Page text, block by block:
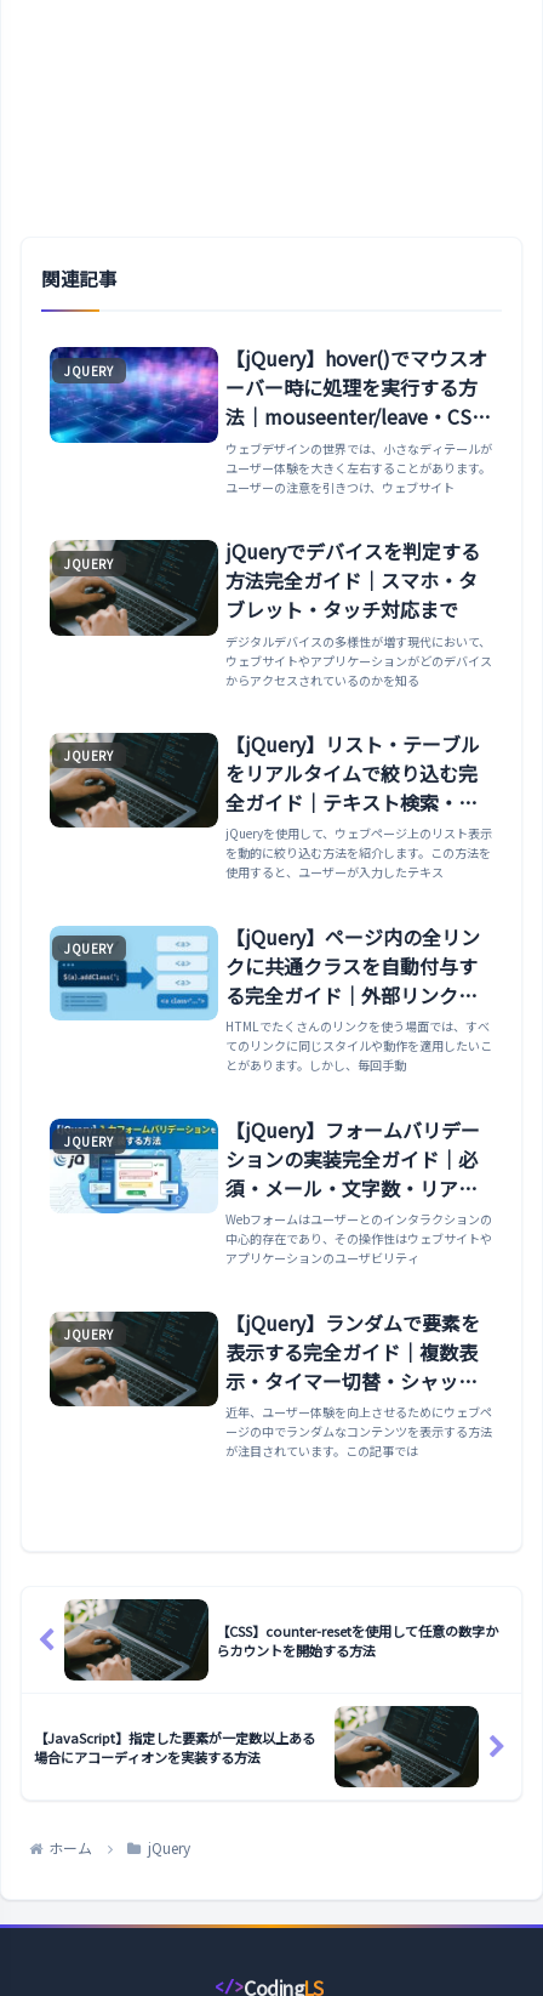
関連記事
JQUERY
【jQuery】hover()でマウスオ
ーバー時に処理を実行する方
法｜mouseenter/leave・CSS
との比較まで
ウェブデザインの世界では、小さなディテールが
ユーザー体験を大きく左右することがあります。
ユーザーの注意を引きつけ、ウェブサイト
JQUERY
jQueryでデバイスを判定する
方法完全ガイド｜スマホ・タ
ブレット・タッチ対応まで
デジタルデバイスの多様性が増す現代において、
ウェブサイトやアプリケーションがどのデバイス
からアクセスされているのかを知る
JQUERY
【jQuery】リスト・テーブル
をリアルタイムで絞り込む完
全ガイド｜テキスト検索・カ
テゴリフィルター・件数表
示・ソートまで
jQueryを使用して、ウェブページ上のリスト表示
を動的に絞り込む方法を紹介します。この方法を
使用すると、ユーザーが入力したテキス
JQUERY
【jQuery】ページ内の全リン
クに共通クラスを自動付与す
る完全ガイド｜外部リンク・
条件付き・target=”_blank”・
セキュリティまで
HTMLでたくさんのリンクを使う場面では、すべ
てのリンクに同じスタイルや動作を適用したいこ
とがあります。しかし、毎回手動
JQUERY
【jQuery】フォームバリデー
ションの実装完全ガイド｜必
須・メール・文字数・リアル
タイム検証まで
Webフォームはユーザーとのインタラクションの
中心的存在であり、その操作性はウェブサイトや
アプリケーションのユーザビリティ
JQUERY
【jQuery】ランダムで要素を
表示する完全ガイド｜複数表
示・タイマー切替・シャッフ
ル・重み付けまで
近年、ユーザー体験を向上させるためにウェブペ
ージの中でランダムなコンテンツを表示する方法
が注目されています。この記事では
【CSS】counter-resetを使用して任意の数字か
らカウントを開始する方法
【JavaScript】指定した要素が一定数以上ある
場合にアコーディオンを実装する方法
ホーム jQuery
</>CodingLS